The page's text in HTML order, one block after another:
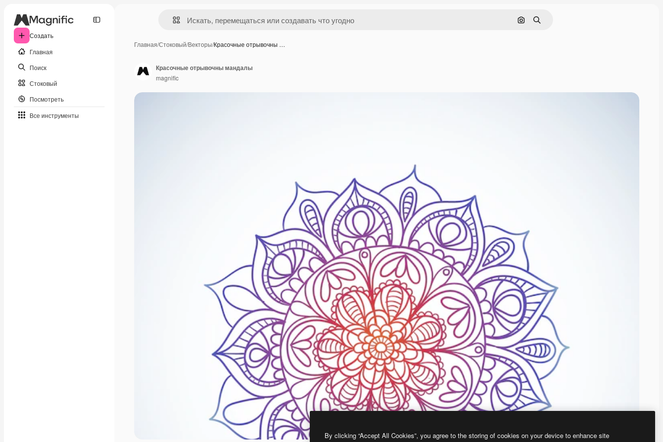
Создать
Главная
Поиск
Стоковый
Посмотреть
Все инструменты
Поиск по изображению
Поиск
Главная/Стоковый/Векторы/Красочные отрывочны …
Красочные отрывочны мандалы
magnific
By clicking “Accept All Cookies”, you agree to the storing of cookies on your device to enhance site